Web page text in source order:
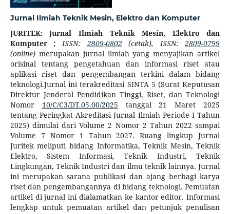
Jurnal Ilmiah Teknik Mesin, Elektro dan Komputer
JURITEK: Jurnal Ilmiah Teknik Mesin, Elektro dan
Komputer ;ISSN:2809-0802 (cetak), ISSN:2809-0799
(online) merupakan jurnal ilmiah yang menyajikan artikel
orisinal tentang pengetahuan dan informasi riset atau
aplikasi riset dan pengembangan terkini dalam bidang
teknologi.Jurnal ini terakreditasi SINTA 5 (Surat Keputusan
Direktur Jenderal Pendidikan Tinggi, Riset, dan Teknologi
Nomor 10/C/C3/DT.05.00/2025 tanggal 21 Maret 2025
tentang Peringkat Akreditasi Jurnal Ilmiah Periode I Tahun
2025) dimulai dari Volume 2 Nomor 2 Tahun 2022 sampai
Volume 7 Nomor 1 Tahun 2027. Ruang lingkup Jurnal
Juritek meliputi bidang Informatika, Teknik Mesin, Teknik
Elektro, Sistem Informasi, Teknik Industri, Teknik
Lingkungan, Teknik Industri dan ilmu teknik lainnya. Jurnal
ini merupakan sarana publikasi dan ajang berbagi karya
riset dan pengembangannya di bidang teknologi. Pemuatan
artikel di jurnal ini dialamatkan ke kantor editor. Informasi
lengkap untuk pemuatan artikel dan petunjuk penulisan